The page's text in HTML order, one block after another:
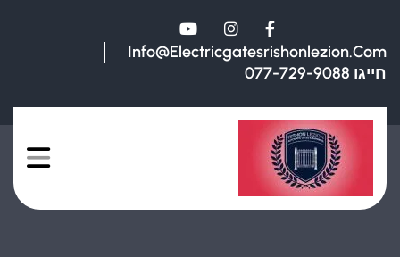
Info@electricgatesrishonlezion.com
חייגו 077-729-9088